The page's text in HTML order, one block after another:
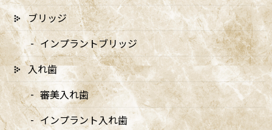
ドクターより
メッセージ
杉並区阿佐ヶ谷の歯医者「阿佐ヶ谷ことぶき歯科・矯正歯
科」歯科医師の、八尾 翔太（やお しょうた）です。当院で
ブリッジ
インプラントブリッジ
入れ歯
審美入れ歯
インプラント入れ歯